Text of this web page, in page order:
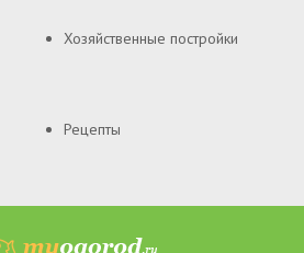
Хозяйственные постройки
Рецепты